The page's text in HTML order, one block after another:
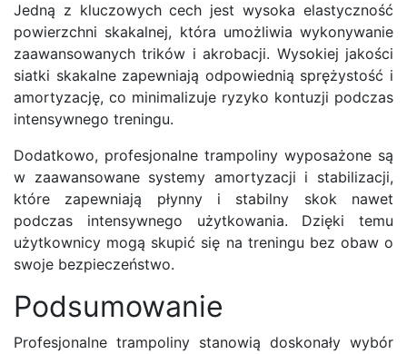
Jedną z kluczowych cech jest wysoka elastyczność
powierzchni skakalnej, która umożliwia wykonywanie
zaawansowanych trików i akrobacji. Wysokiej jakości
siatki skakalne zapewniają odpowiednią sprężystość i
amortyzację, co minimalizuje ryzyko kontuzji podczas
intensywnego treningu.
Dodatkowo, profesjonalne trampoliny wyposażone są
w zaawansowane systemy amortyzacji i stabilizacji,
które zapewniają płynny i stabilny skok nawet
podczas intensywnego użytkowania. Dzięki temu
użytkownicy mogą skupić się na treningu bez obaw o
swoje bezpieczeństwo.
Podsumowanie
Profesjonalne trampoliny stanowią doskonały wybór